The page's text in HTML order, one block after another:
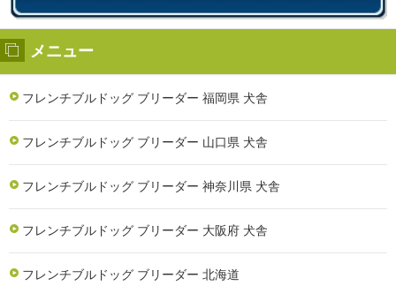
メニュー
フレンチブルドッグ ブリーダー 福岡県 犬舎
フレンチブルドッグ ブリーダー 山口県 犬舎
フレンチブルドッグ ブリーダー 神奈川県 犬舎
フレンチブルドッグ ブリーダー 大阪府 犬舎
フレンチブルドッグ ブリーダー 北海道